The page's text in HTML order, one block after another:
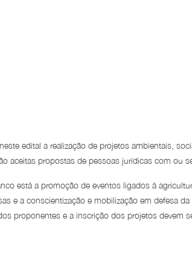
edital a realização de projetos ambientais,
aceitas propostas de pessoas jurídicas com ou
está a promoção de eventos ligados à
e a conscientização e mobilização em defesa
proponentes e a inscrição dos projetos devem